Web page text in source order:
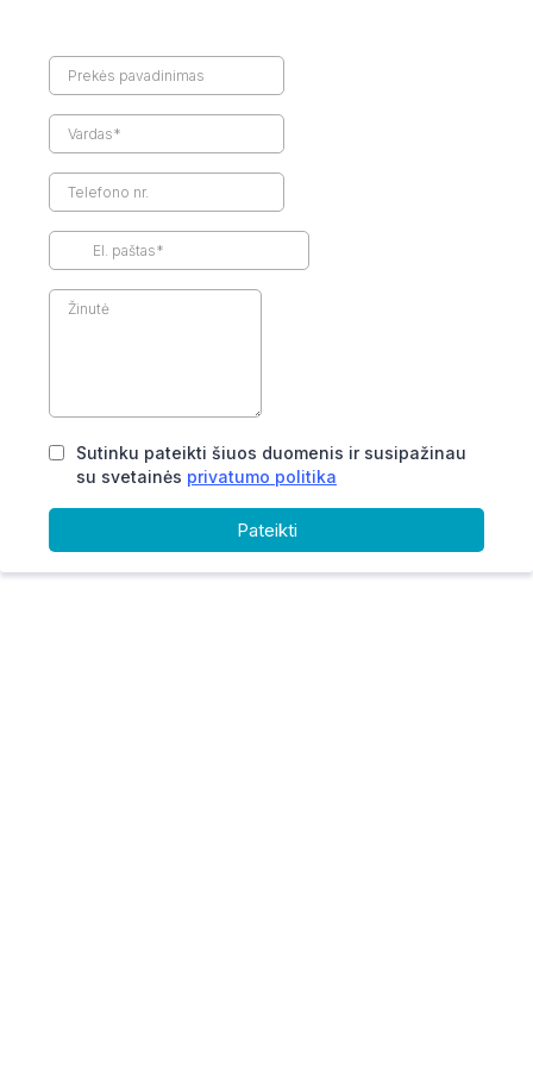
Sutinku pateikti šiuos duomenis ir susipažinau
su svetainės privatumo politika
Pateikti